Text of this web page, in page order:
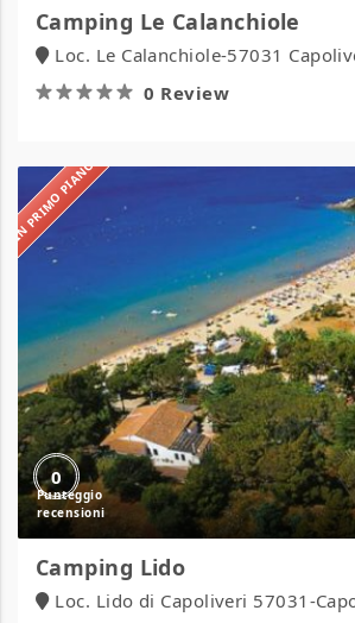
Camping Le Calanchiole
Loc. Le Calanchiole-57031
0 Review
IN PRIMO PIANO
0
Camping Lido
Loc. Lido di Capoliveri 57031-